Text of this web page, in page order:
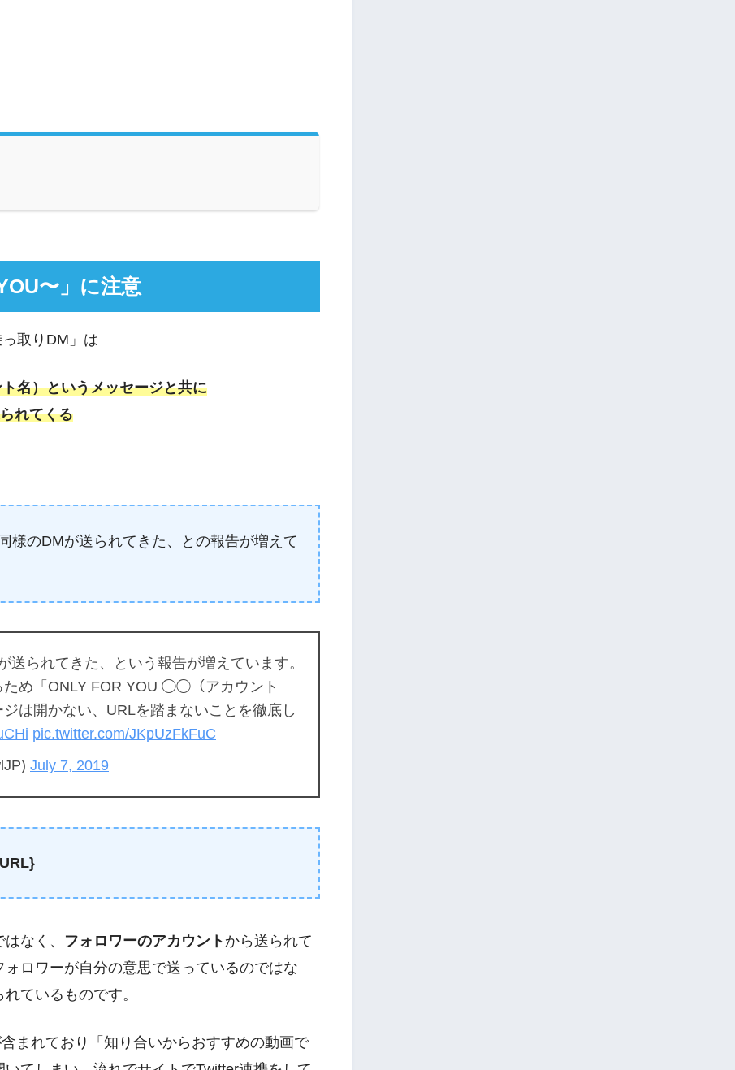
〜」に注意
取りDM」は
名）というメッセージと共に
れてくる
様のDMが送られてきた、との報告が増えて
送られてきた、という報告が増えています。
ため「ONLY FOR YOU ◯◯（アカウント
は開かない、URLを踏まないことを徹底し
pic.twitter.com/JKpUzFkFuC
July 7, 2019
なく、 フォロワーのアカウント から送られて
ロワーが自分の意思で送っているのではな
ているものです。
まれており「知り合いからおすすめの動画で